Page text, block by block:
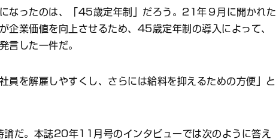
なったのは、「45歳定年制」だろう。21年９月に開かれた
企業価値を向上させるため、45歳定年制の導入によって、
言した一件だ。
を解雇しやすくし、さらには給料を抑えるための方便」と
だ。本誌20年11月号のインタビューでは次のように答え